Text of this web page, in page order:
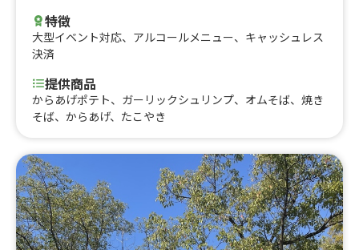
特徴
大型イベント対応、 アルコールメニュー、 キャッシュレス
決済
提供商品
からあげポテト、ガーリックシュリンプ、オムそば、焼き
そば、からあげ、たこやき